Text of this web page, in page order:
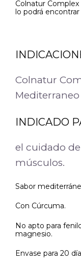
Colnatur
lo podrá
Colnatur
Mediterraneo
INDICADO
el cuidado
músculos.
Sabor
Con Cúrcuma.
No apto para
magnesio.
Envase para 20